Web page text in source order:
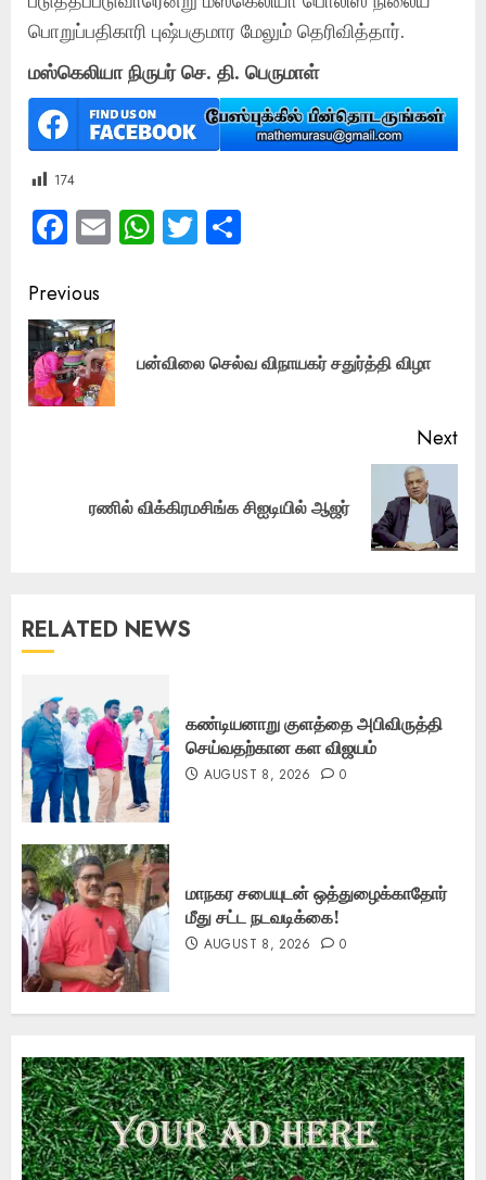
பொறுப்பதிகாரி புஷ்பகுமார மேலும் தெரிவித்தார்.
மஸ்கெலியா நிருபர் செ. தி. பெருமாள்
174
Facebook
EmailWhatsApp
Twitter
Post
navigation
Previous
பன்விலை செல்வ விநாயகர் சதுர்த்தி விழா
Next
ரணில் விக்கிரமசிங்க சிஐடியில் ஆஜர்
RELATED NEWS
கண்டியனாறு குளத்தை அபிவிருத்தி
செய்வதற்கான கள விஜயம்
AUGUST 8, 2026 0
மாநகர சபையுடன் ஒத்துழைக்காதோர்
மீது சட்ட நடவடிக்கை!
AUGUST 8, 2026 0